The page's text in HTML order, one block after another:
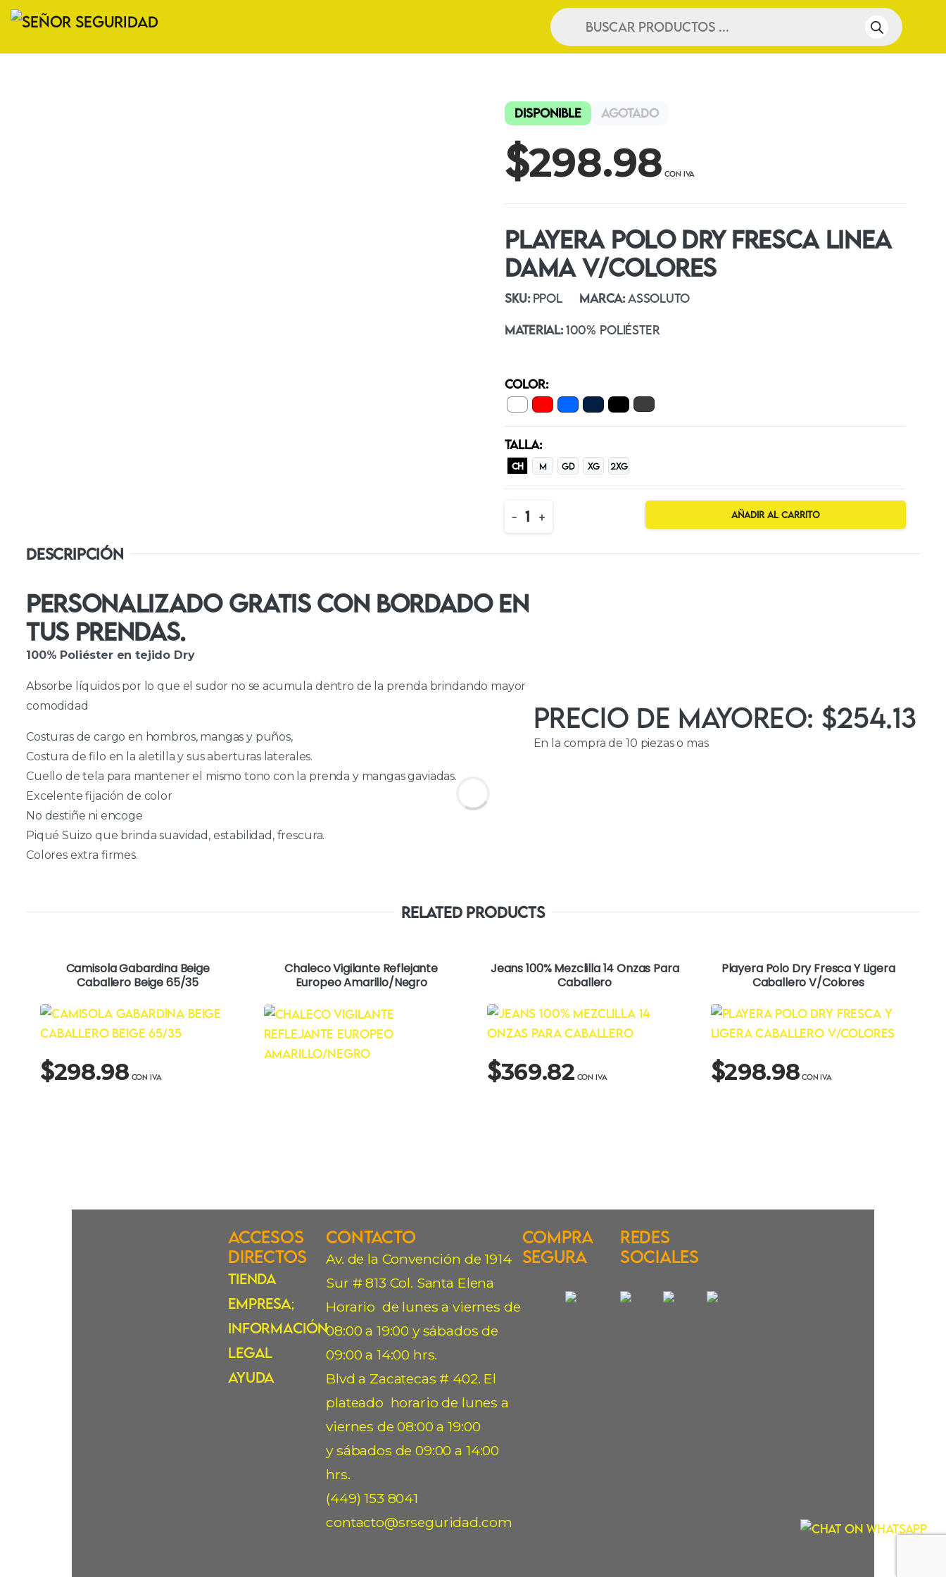
Búsqueda
de
productos
Disponible Agotado
$298.98
PLAYERA POLO DRY FRESCA LINEA
DAMA V/COLORES
SKU: PPOL MARCA:ASSOLUTO
MATERIAL:100% POLIÉSTER
COLOR:
TALLA:
CH M GD XG 2XG
Quantity
- + Añadir al carrito
DESCRIPCIÓN
PERSONALIZADO GRATIS CON BORDADO EN
TUS PRENDAS.
100% Poliéster en tejido Dry
Absorbe líquidos por lo que el sudor no se acumula dentro de la prenda brindando mayor
comodidad
Costuras de cargo en hombros, mangas y puños,
Costura de filo en la aletilla y sus aberturas laterales.
Cuello de tela para mantener el mismo tono con la prenda y mangas gaviadas.
Excelente fijación de color
No destiñe ni encoge
Piqué Suizo que brinda suavidad, estabilidad, frescura.
Colores extra firmes.
Precio de Mayoreo: $254.13
En la compra de 10 piezas o mas
Related Products
Camisola Gabardina Beige
Caballero Beige 65/35
$298.98
Chaleco Vigilante Reflejante
Europeo Amarillo/Negro
Jeans 100% Mezclilla 14 Onzas Para
Caballero
$369.82
Playera Polo Dry Fresca Y Ligera
Caballero V/Colores
$298.98
Accesos
Directos
Tienda
Empresa;
Información
Legal
Ayuda
Contacto
Av. de la Convención de 1914
Sur # 813 Col. Santa Elena
Horario de lunes a viernes de
08:00 a 19:00 y sábados de
09:00 a 14:00 hrs.
Blvd a Zacatecas # 402. El
plateado horario de lunes a
viernes de 08:00 a 19:00
y sábados de 09:00 a 14:00
hrs.
(449) 153 8041
contacto@srseguridad.com
Compra
Segura
Redes
Sociales